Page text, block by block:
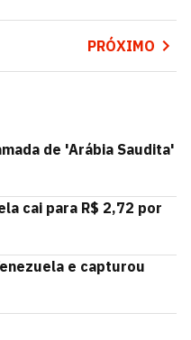
PRÓXIMO
de 'Arábia Saudita'
cai para R$ 2,72 por
e capturou